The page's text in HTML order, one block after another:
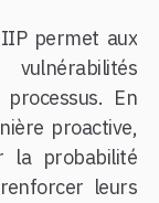
permet aux
En
proactive,
la probabilité
leurs